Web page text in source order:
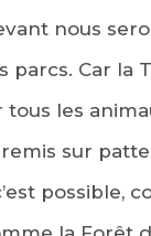
nous
parcs. Car la
les
sur
possible,